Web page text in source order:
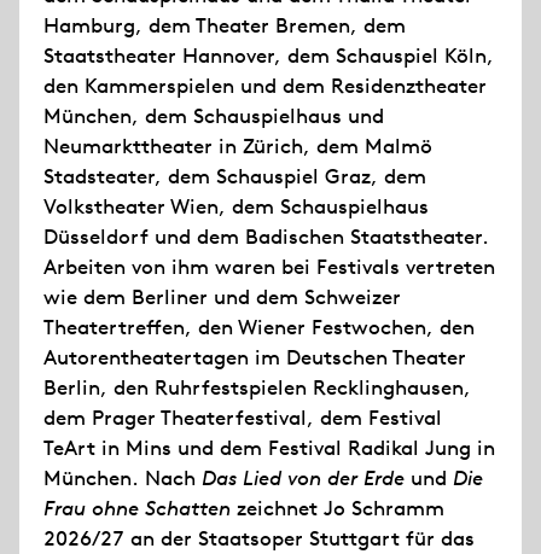
Hamburg, dem Theater Bremen, dem
Staatstheater Hannover, dem Schauspiel Köln,
den Kammerspielen und dem Residenztheater
München, dem Schauspielhaus und
Neumarkttheater in Zürich, dem Malmö
Stadsteater, dem Schauspiel Graz, dem
Volkstheater Wien, dem Schauspielhaus
Düsseldorf und dem Badischen Staatstheater.
Arbeiten von ihm waren bei Festivals vertreten
wie dem Berliner und dem Schweizer
Theatertreffen, den Wiener Festwochen, den
Autorentheatertagen im Deutschen Theater
Berlin, den Ruhrfestspielen Recklinghausen,
dem Prager Theaterfestival, dem Festival
TeArt in Mins und dem Festival Radikal Jung in
München. Nach Das Lied von der Erde und Die
Frau ohne Schatten zeichnet Jo Schramm
2026/27 an der Staatsoper Stuttgart für das